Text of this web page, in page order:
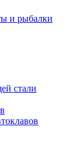
и рыбалки
стали